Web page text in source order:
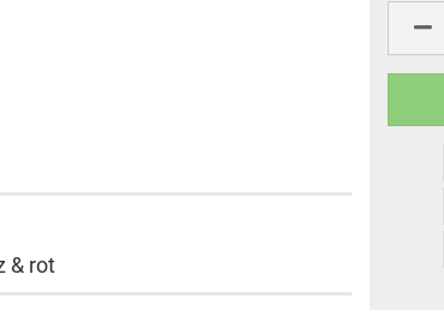
Novomatic
& rot